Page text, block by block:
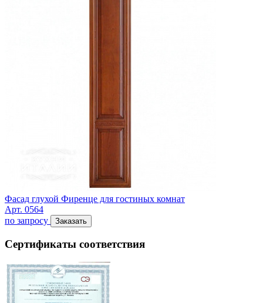
Фасад глухой Фиренце для гостиных комнат
Арт. 0564
по запросу
Заказать
Сертификаты соответствия